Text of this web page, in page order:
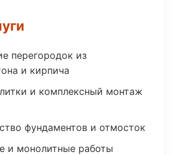
перегородок из
и кирпича
и комплексный монтаж
фундаментов и отмосток
и монолитные работы